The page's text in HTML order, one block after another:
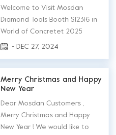
Welcome to Visit Mosdan
Diamond Tools Booth S12316 in
World of Concretet 2025
Exhibition Agenda: Opening
2025 Venue: South Hall, Las
Vigas Convention Center
Mosdan Booth NO.: S12316
Exhibition Range. Mosdan will
take our wide rang...
- DEC 27, 2024
Merry Christmas and Happy
New Year
Dear Mosdan Customers ,
Merry Christmas and Happy
New Year ! We would like to